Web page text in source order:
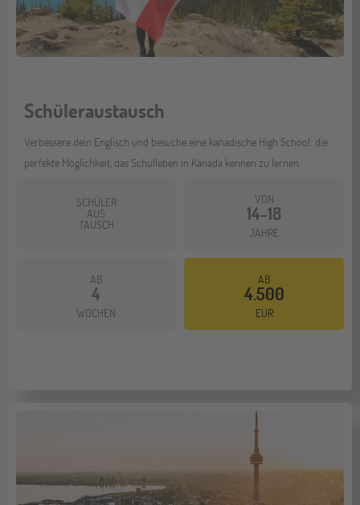
Schüleraustausch
Verbessere dein Englisch und besuche eine kanadische High School: die
perfekte Möglichkeit, das Schulleben in Kanada kennen zu lernen.
SCHÜLER
AUS
TAUSCH
VON
14-18
JAHRE
AB
4
WOCHEN
AB
4.500
EUR